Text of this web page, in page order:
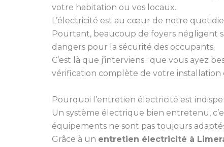
votre habitation ou vos locaux.
L’électricité est au cœur de notre
Pourtant, beaucoup de foyers négligent
dangers pour la sécurité des occupants.
C’est là que j’interviens : que vous ayez
vérification complète de votre installation
Pourquoi l’entretien électricité est
Un système électrique bien entretenu,
équipements ne sont pas toujours
Grâce à un entretien électricité à